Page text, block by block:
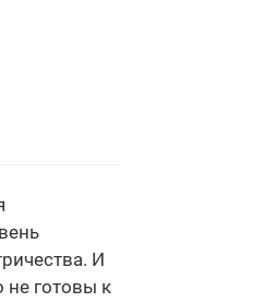
И
не готовы к